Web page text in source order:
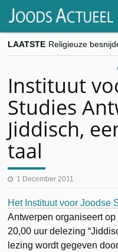
LAATSTE
Instituut
Studies
Jiddisch,
taal
1 December 2011
Het Instituut voor Joodse
Antwerpen organiseert
20,00 uur delezing
lezing wordt gegeven